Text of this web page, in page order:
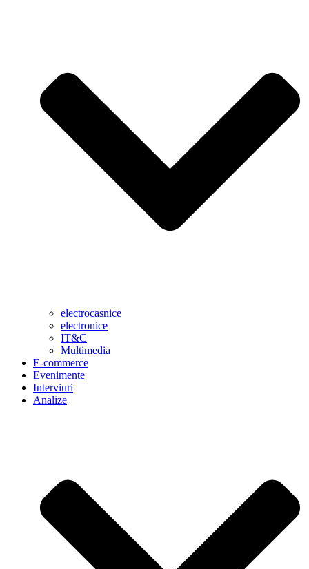
electrocasnice
electronice
IT&C
Multimedia
E-commerce
Evenimente
Interviuri
Analize